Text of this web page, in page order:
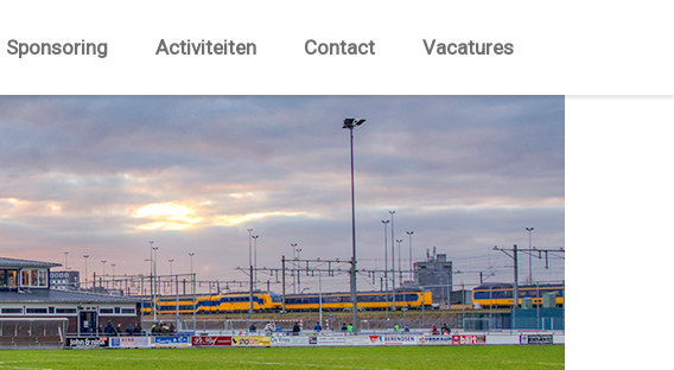
Sponsoring Activiteiten Contact Vacatures